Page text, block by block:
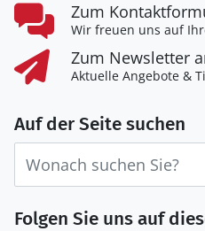
Zum
Wir freuen uns auf
Zum Newsletter
Aktuelle Angebote &
Auf der Seite suchen
Folgen Sie uns auf